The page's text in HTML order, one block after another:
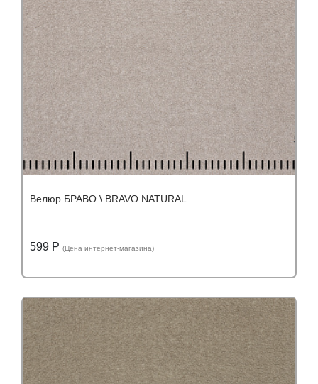
Велюр БРАВО \ BRAVO NATURAL
599 Р (Цена интернет-магазина)